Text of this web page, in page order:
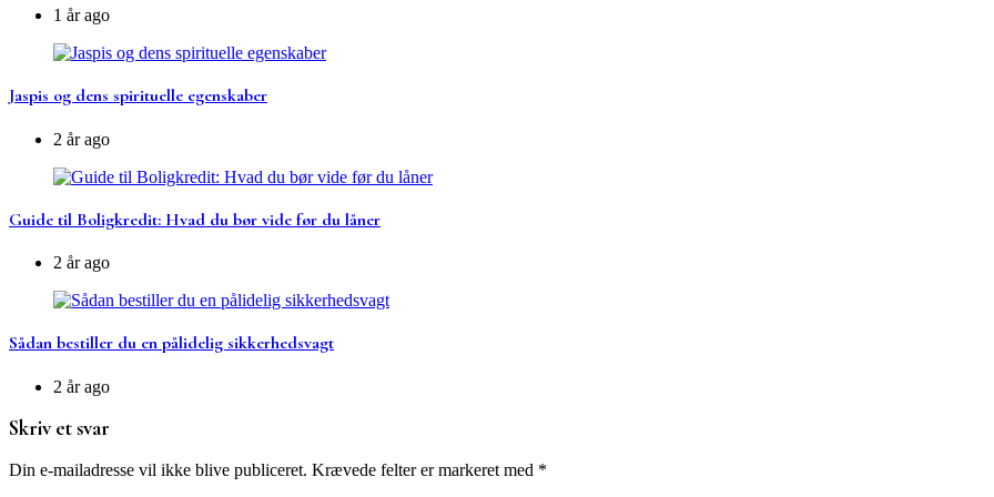
1 år ago
Jaspis og dens spirituelle egenskaber
2 år ago
Guide til Boligkredit: Hvad du bør vide før du låner
2 år ago
Sådan bestiller du en pålidelig sikkerhedsvagt
2 år ago
Skriv et svar
Din e-mailadresse vil ikke blive publiceret. Krævede felter er markeret med *